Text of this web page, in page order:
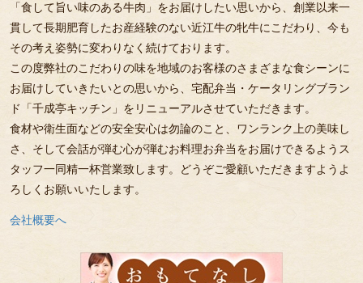
「食して旨い味のある牛肉」をお届けしたい思いから、創業以来一
貫して長期肥育したお産経験のない近江牛の牝牛にこだわり、今も
その考え姿勢に変わりなく続けております。
この度弊社のこだわりの味を地域のお客様のさまざまな食シーンに
お届けしていきたいとの思いから、宅配弁当・ケータリングブラン
ド「千成亭キッチン」をリニューアルさせていただきます。
食材や衛生面などの安全安心は勿論のこと、ワンランク上の美味し
さ、そして会話が弾む心が弾むお料理お弁当をお届けできるようス
タッフ一同精一杯営業致します。どうぞご愛顧いただきますようよ
ろしくお願いいたします。
会社概要へ
お